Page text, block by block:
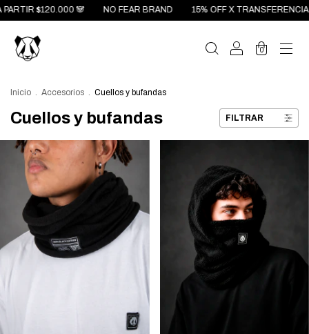
$120.000 🐼 NO FEAR BRAND 15% OFF X TRANSFERENCIA
0
Inicio . Accesorios . Cuellos y bufandas
Cuellos y bufandas FILTRAR